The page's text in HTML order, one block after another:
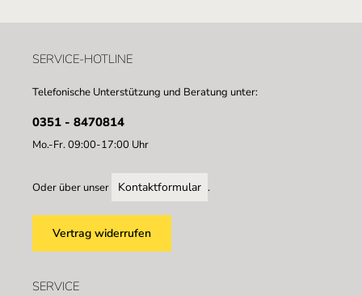
SERVICE-HOTLINE
Telefonische Unterstützung und Beratung unter:
0351 - 8470814
Mo.-Fr. 09:00-17:00 Uhr
Oder über unser Kontaktformular .
Vertrag widerrufen
SERVICE